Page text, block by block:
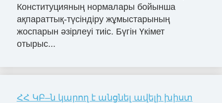
Конституцияның нормалары бойынша
ақпараттық-түсіндіру жұмыстарының
жоспарын әзірлеуі тиіс. Бүгін Үкімет
отырыс...
ՀՀ ԿԲ–ն կարող է անցնել ավելի խիստ